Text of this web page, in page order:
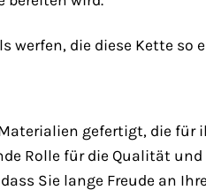
werfen, die diese Kette so
gefertigt, die
Rolle für die Qualität
Sie lange Freude an